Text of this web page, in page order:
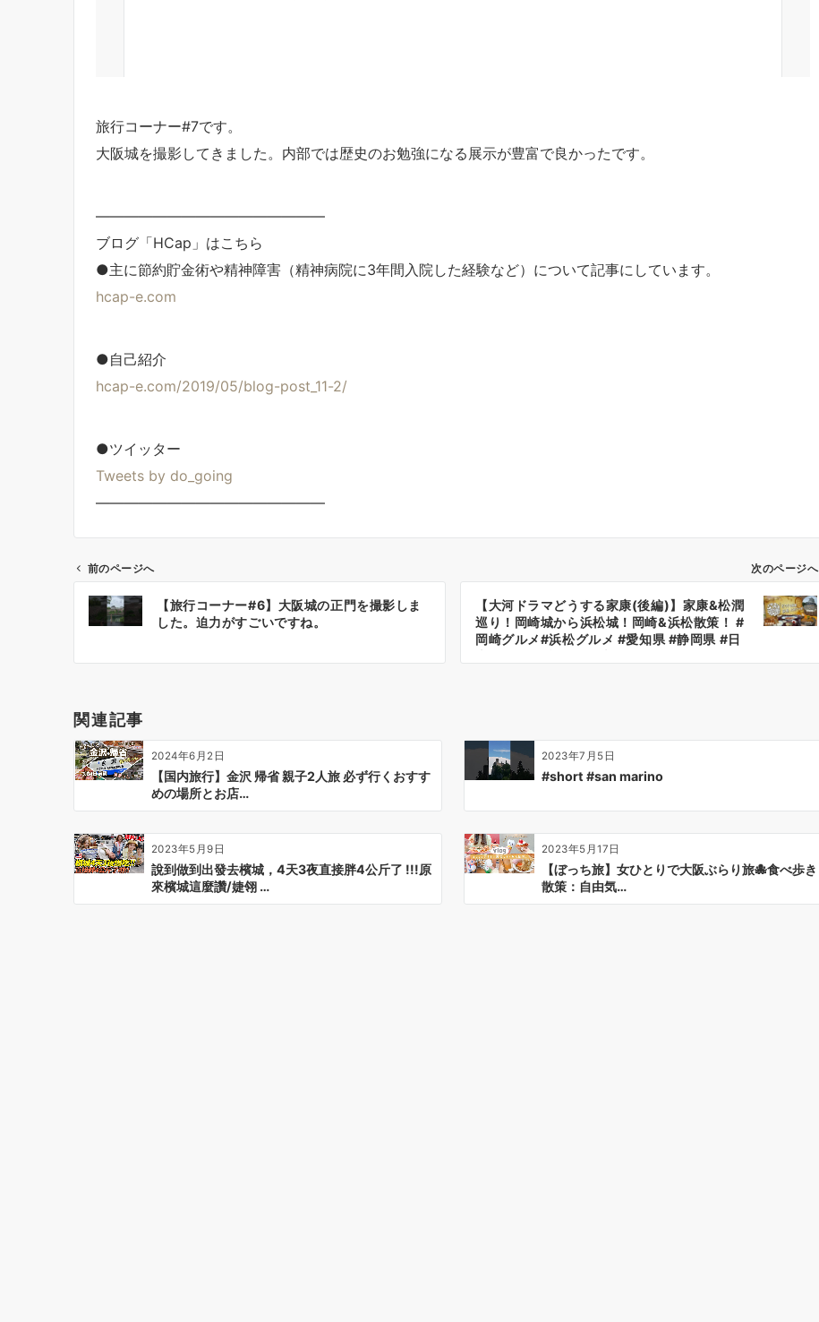
旅行コーナー#7です。
大阪城を撮影してきました。内部では歴史のお勉強になる展示が豊富で良かったです。
————————————————
ブログ「HCap」はこちら
●主に節約貯金術や精神障害（精神病院に3年間入院した経験など）について記事にしています。
hcap-e.com
●自己紹介
hcap-e.com/2019/05/blog-post_11-2/
●ツイッター
Tweets by do_going
————————————————
ビ
シ
ョ
ン
前のページへ
【旅行コーナー#6】大阪城の正門を撮影しま
した。迫力がすごいですね。
次のページへ
【大河ドラマどうする家康(後編)】家康&松潤
巡り！岡崎城から浜松城！岡崎&浜松散策！ #
岡崎グルメ#浜松グルメ #愛知県 #静岡県 #日
関連記事
2024年6月2日
【国内旅行】金沢 帰省 親子2人旅 必ず行くおすす
めの場所とお店…
2023年7月5日
#short #san marino
2023年5月9日
說到做到出發去檳城，4天3夜直接胖4公斤了 !!!原
來檳城這麼讚/婕翎 …
2023年5月17日
【ぼっち旅】女ひとりで大阪ぶらり旅🐙食べ歩き
散策：自由気…